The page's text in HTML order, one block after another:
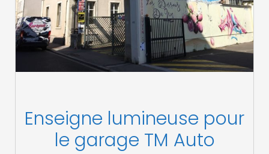
Enseigne lumineuse pour
le garage TM Auto